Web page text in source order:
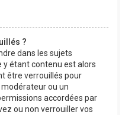
?
dans les sujets
étant contenu est alors
être verrouillés pour
ou un
accordées par
ou non verrouiller vos